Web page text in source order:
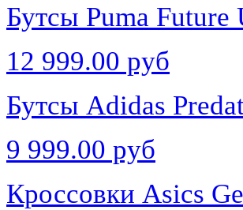
Бутсы Puma
12 999.00 руб
Бутсы Adidas
9 999.00 руб
Кроссовки Asics